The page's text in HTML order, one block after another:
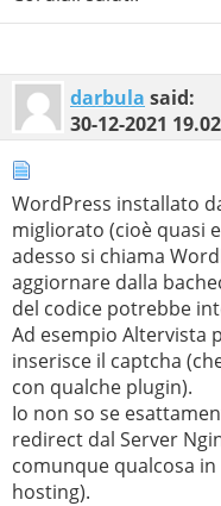
darbula said:
30-12-2021
WordPress installato
migliorato (cioè quasi
adesso si chiama
aggiornare dalla
del codice potrebbe
Ad esempio Altervista
inserisce il captcha
con qualche plugin).
Io non so se
redirect dal Server
comunque qualcosa
hosting).